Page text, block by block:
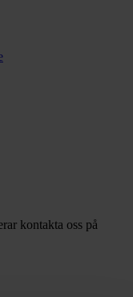
kontakta oss på